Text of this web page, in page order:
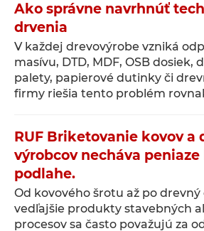
Ako správne navrhnúť
drvenia
V každej drevovýrobe vzniká
masívu, DTD, MDF, OSB dosiek,
palety, papierové dutinky či
firmy riešia tento problém
RUF Briketovanie kovov a
výrobcov necháva peniaze
podlahe.
Od kovového šrotu až po
vedľajšie produkty stavebných
procesov sa často považujú za